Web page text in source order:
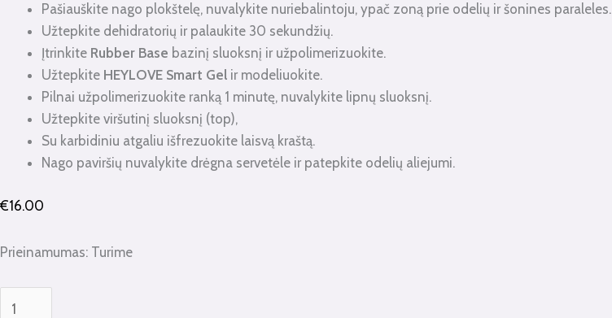
Pašiauškite nago plokštelę, nuvalykite nuriebalintoju, ypač zoną prie odelių ir šonines paraleles.
Užtepkite dehidratorių ir palaukite 30 sekundžių.
Įtrinkite Rubber Base bazinį sluoksnį ir užpolimerizuokite.
Užtepkite HEYLOVE Smart Gel ir modeliuokite.
Pilnai užpolimerizuokite ranką 1 minutę, nuvalykite lipnų sluoksnį.
Užtepkite viršutinį sluoksnį (top),
Su karbidiniu atgaliu išfrezuokite laisvą kraštą.
Nago paviršių nuvalykite drėgna servetėle ir patepkite odelių aliejumi.
€16.00
Prieinamumas: Turime